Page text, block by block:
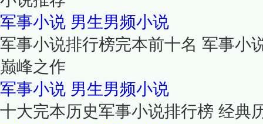
军事小说 男生男频小说
军事小说排行榜完本前十名 军事小
巅峰之作
军事小说 男生男频小说
十大完本历史军事小说排行榜 经典